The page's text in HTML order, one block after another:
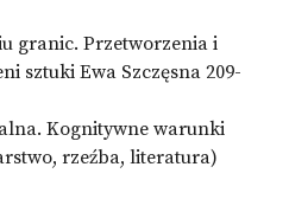
granic. Przetworzenia i
sztuki Ewa Szczęsna 209-
Kognitywne warunki
rzeźba, literatura)